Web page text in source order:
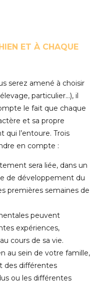
ET À CHAQUE
serez amené à choisir
particulier…), il
le fait que chaque
et sa propre
qui l’entoure. Trois
en compte :
sera liée, dans un
de développement du
premières semaines de
peuvent
expériences,
cours de sa vie.
au sein de votre famille,
des différentes
ou les différentes